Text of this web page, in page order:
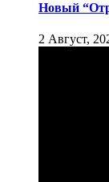
Новый
2 Август,